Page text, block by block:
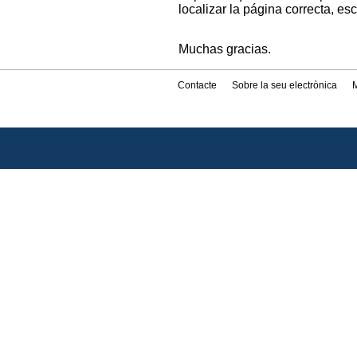
localizar la página correcta,
Muchas gracias.
Contacte Sobre la seu electrònica